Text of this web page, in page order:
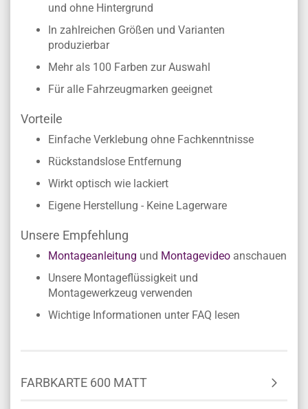
und ohne Hintergrund
In zahlreichen Größen und Varianten
produzierbar
Mehr als 100 Farben zur Auswahl
Für alle Fahrzeugmarken geeignet
Vorteile
Einfache Verklebung ohne Fachkenntnisse
Rückstandslose Entfernung
Wirkt optisch wie lackiert
Eigene Herstellung - Keine Lagerware
Unsere Empfehlung
Montageanleitung und Montagevideo anschauen
Unsere Montageflüssigkeit und
Montagewerkzeug verwenden
Wichtige Informationen unter FAQ lesen
FARBKARTE 600 MATT